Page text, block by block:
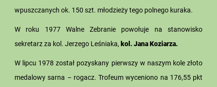
wpuszczanych ok. 150 szt. młodzieży tego polnego kuraka.
W roku 1977 Walne Zebranie powołuje na stanowisko
sekretarz za kol. Jerzego Leśniaka, kol. Jana Koziarza.
W lipcu 1978 został pozyskany pierwszy w naszym kole złoto
medalowy sarna – rogacz. Trofeum wyceniono na 176,55 pkt